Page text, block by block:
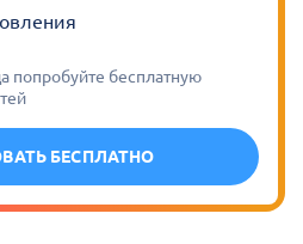
попробуйте бесплатную
БЕСПЛАТНО